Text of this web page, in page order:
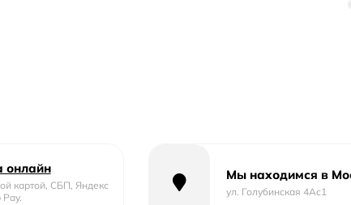
онлайн
картой, СБП, Яндекс
Pay.
Мы находимся в
ул. Голубинская 4Ас1